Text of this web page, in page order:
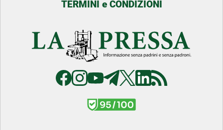
TERMINI e CONDIZIONI